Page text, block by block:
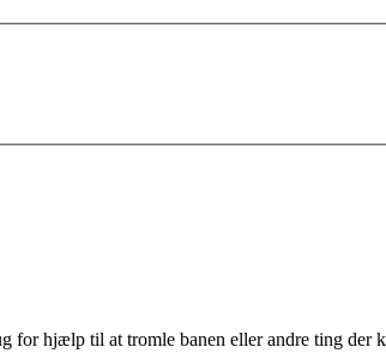
for hjælp til at tromle banen eller andre ting der